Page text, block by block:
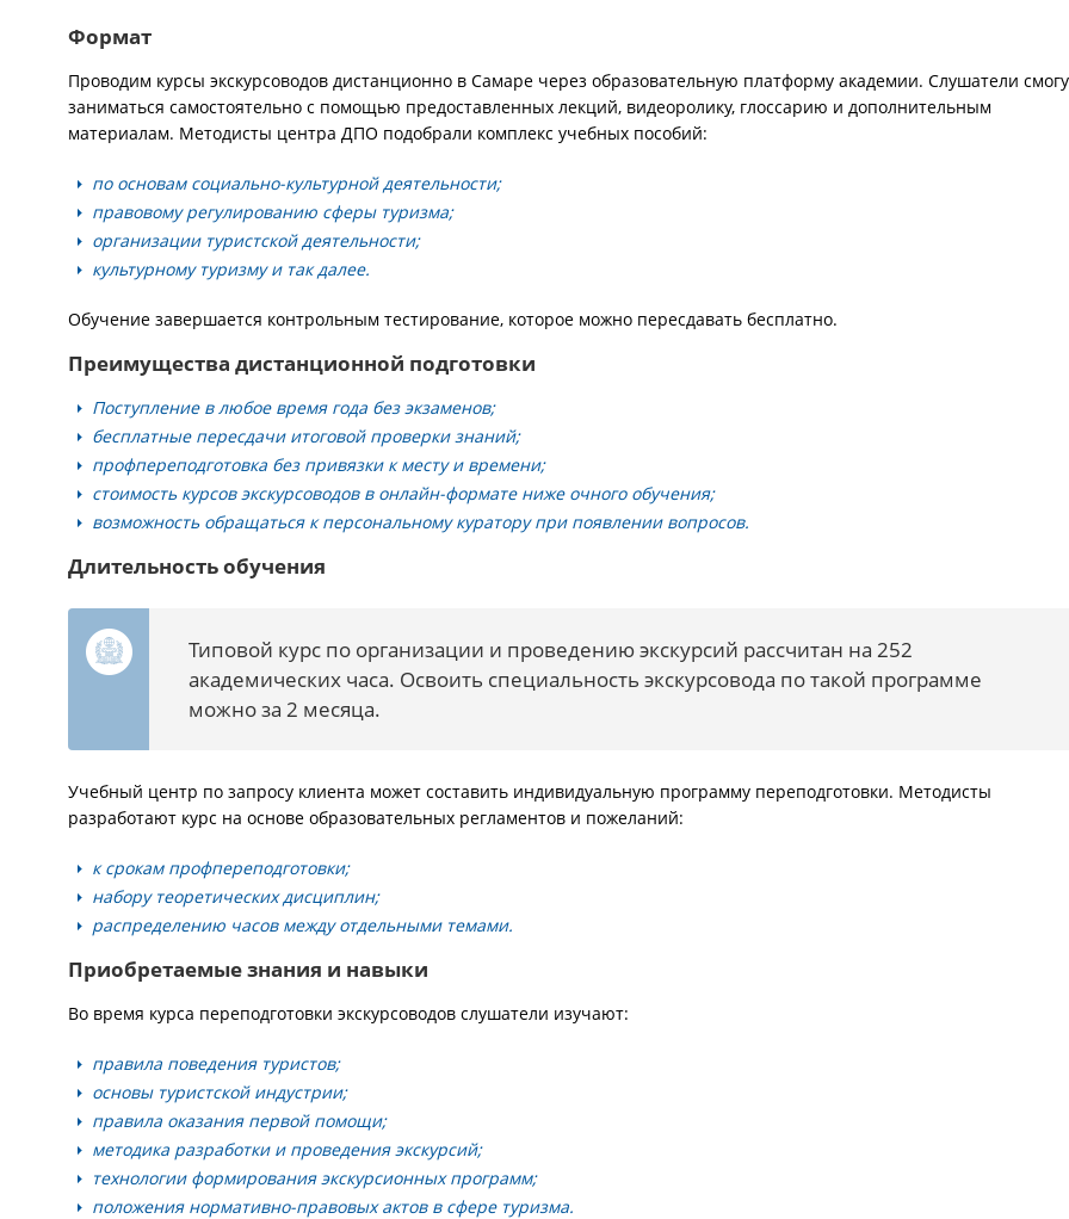
Формат
Проводим курсы экскурсоводов дистанционно в Самаре через образовательную платформу академии. Слушатели
заниматься самостоятельно с помощью предоставленных лекций, видеоролику, глоссарию и дополнительным
материалам. Методисты центра ДПО подобрали комплекс учебных пособий:
по основам социально-культурной деятельности;
правовому регулированию сферы туризма;
организации туристской деятельности;
культурному туризму и так далее.
Обучение завершается контрольным тестирование, которое можно пересдавать бесплатно.
Преимущества дистанционной подготовки
Поступление в любое время года без экзаменов;
бесплатные пересдачи итоговой проверки знаний;
профпереподготовка без привязки к месту и времени;
стоимость курсов экскурсоводов в онлайн-формате ниже очного обучения;
возможность обращаться к персональному куратору при появлении вопросов.
Длительность обучения
Типовой курс по организации и проведению экскурсий рассчитан на 252
академических часа. Освоить специальность экскурсовода по такой программе
можно за 2 месяца.
Учебный центр по запросу клиента может составить индивидуальную программу переподготовки. Методисты
разработают курс на основе образовательных регламентов и пожеланий:
к срокам профпереподготовки;
набору теоретических дисциплин;
распределению часов между отдельными темами.
Приобретаемые знания и навыки
Во время курса переподготовки экскурсоводов слушатели изучают:
правила поведения туристов;
основы туристской индустрии;
правила оказания первой помощи;
методика разработки и проведения экскурсий;
технологии формирования экскурсионных программ;
положения нормативно-правовых актов в сфере туризма.